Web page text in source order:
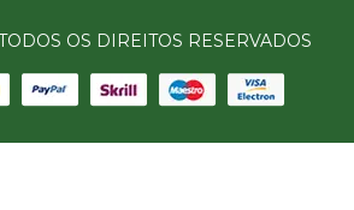
OS DIREITOS RESERVADOS